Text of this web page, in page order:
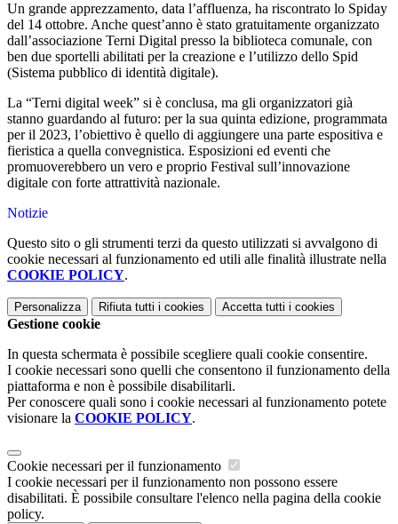
Un grande apprezzamento, data l’affluenza, ha riscontrato lo Spiday
del 14 ottobre. Anche quest’anno è stato gratuitamente organizzato
dall’associazione Terni Digital presso la biblioteca comunale, con
ben due sportelli abilitati per la creazione e l’utilizzo dello Spid
(Sistema pubblico di identità digitale).
La “Terni digital week” si è conclusa, ma gli organizzatori già
stanno guardando al futuro: per la sua quinta edizione, programmata
per il 2023, l’obiettivo è quello di aggiungere una parte espositiva e
fieristica a quella convegnistica. Esposizioni ed eventi che
promuoverebbero un vero e proprio Festival sull’innovazione
digitale con forte attrattività nazionale.
Notizie
Questo sito o gli strumenti terzi da questo utilizzati si avvalgono di
cookie necessari al funzionamento ed utili alle finalità illustrate nella
COOKIE POLICY.
Personalizza Rifiuta tutti i cookies Accetta tutti i cookies
Gestione cookie
In questa schermata è possibile scegliere quali cookie consentire.
I cookie necessari sono quelli che consentono il funzionamento della
piattaforma e non è possibile disabilitarli.
Per conoscere quali sono i cookie necessari al funzionamento potete
visionare la COOKIE POLICY.
Cookie necessari per il funzionamento
I cookie necessari per il funzionamento non possono essere
disabilitati. È possibile consultare l'elenco nella pagina della cookie
policy.